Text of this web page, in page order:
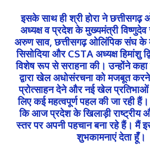
इसके साथ ही श्री होरा ने
अध्यक्ष व प्रदेश के मुख्यमंत्री
अरुण साव, छत्तीसगढ़ ओलिंपिक संघ के
सिसोदिया और CSTA अध्यक्ष हिमांशु
विशेष रूप से सराहना की। उन्होंने कहा
द्वारा खेल अधोसंरचना को मजबूत
प्रोत्साहन देने और नई खेल
लिए कई महत्वपूर्ण पहल की जा रही
कि आज प्रदेश के खिलाड़ी राष्ट्रीय
स्तर पर अपनी पहचान बना रहे हैं। मैं
शुभकामनाएं देता हूँ।